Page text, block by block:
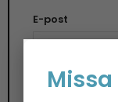
E-post
Spara mitt